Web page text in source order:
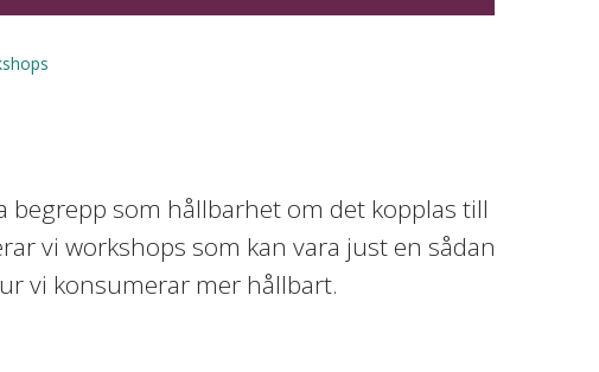
begrepp som hållbarhet om det kopplas till
vi workshops som kan vara just en sådan
vi konsumerar mer hållbart.